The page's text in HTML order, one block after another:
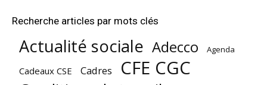
Recherche articles par mots clés
Actualité sociale Adecco Agenda
Cadeaux CSE Cadres CFE CGC